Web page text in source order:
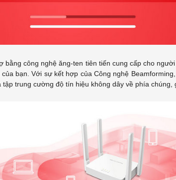
bằng công nghệ ăng-ten tiên tiến cung cấp cho
bạn. Với sự kết hợp của Công nghệ
trung cường độ tín hiệu không dây về phía chúng,